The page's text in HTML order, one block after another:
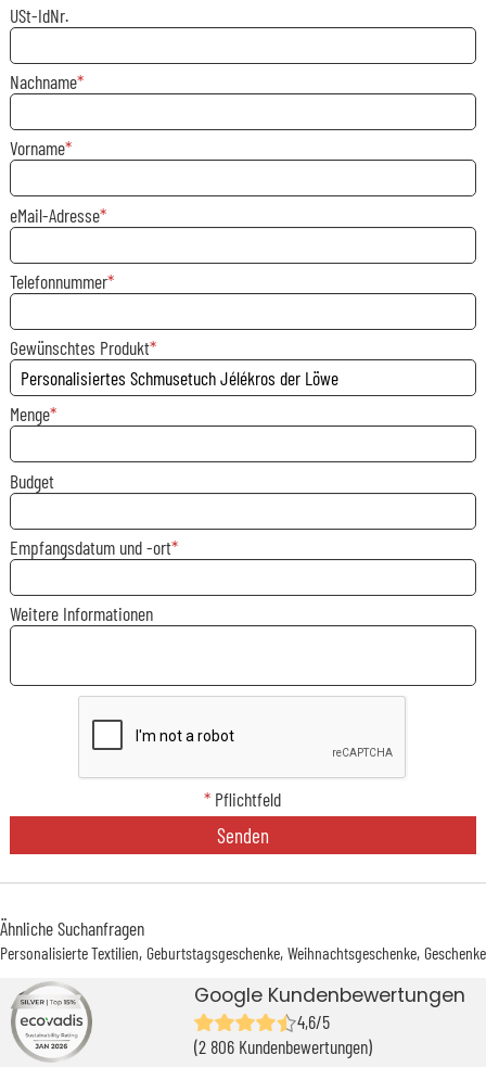
USt-IdNr.
Nachname
Vorname
eMail-Adresse
Telefonnummer
Gewünschtes Produkt
Menge
Budget
Empfangsdatum und -ort
Weitere Informationen
* Pflichtfeld
Senden
Ähnliche Suchanfragen
Personalisierte Textilien Geburtstagsgeschenke Weihnachtsgeschenke
Google Kundenbewertungen
4,6/5
(2 806 Kundenbewertungen)